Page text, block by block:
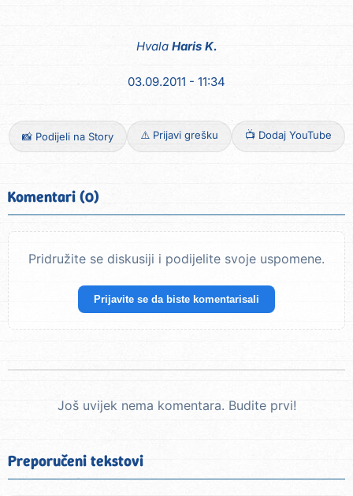
Hvala Haris K.
03.09.2011 - 11:34
📸 Podijeli na Story ⚠️ Prijavi grešku 📺 Dodaj YouTube
Komentari (0)
Pridružite se diskusiji i podijelite svoje uspomene.
Prijavite se da biste komentarisali
Još uvijek nema komentara. Budite prvi!
Preporučeni tekstovi